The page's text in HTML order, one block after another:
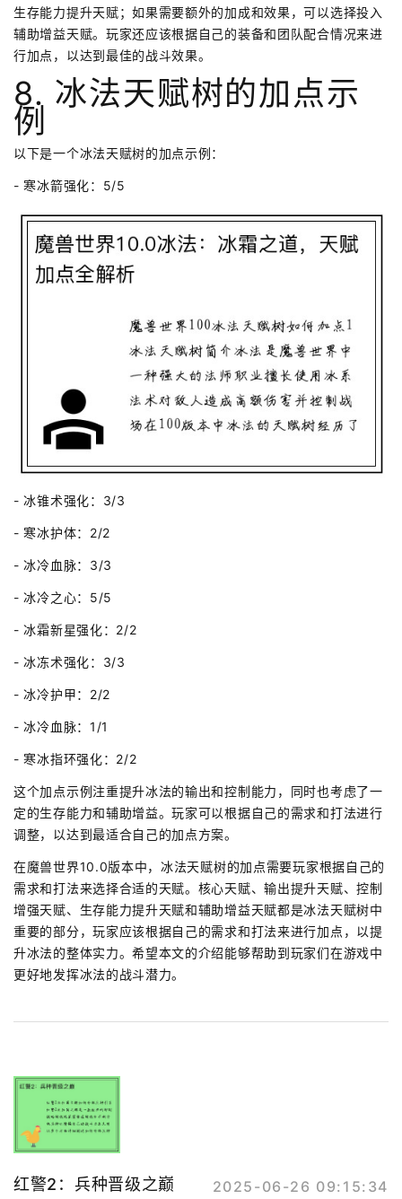
生存能力提升天赋；如果需要额外的加成和效果，可以选择投入
辅助增益天赋。玩家还应该根据自己的装备和团队配合情况来进
行加点，以达到最佳的战斗效果。
8. 冰法天赋树的加点示
例
以下是一个冰法天赋树的加点示例：
- 寒冰箭强化：5/5
- 冰锥术强化：3/3
- 寒冰护体：2/2
- 冰冷血脉：3/3
- 冰冷之心：5/5
- 冰霜新星强化：2/2
- 冰冻术强化：3/3
- 冰冷护甲：2/2
- 冰冷血脉：1/1
- 寒冰指环强化：2/2
这个加点示例注重提升冰法的输出和控制能力，同时也考虑了一
定的生存能力和辅助增益。玩家可以根据自己的需求和打法进行
调整，以达到最适合自己的加点方案。
在魔兽世界10.0版本中，冰法天赋树的加点需要玩家根据自己的
需求和打法来选择合适的天赋。核心天赋、输出提升天赋、控制
增强天赋、生存能力提升天赋和辅助增益天赋都是冰法天赋树中
重要的部分，玩家应该根据自己的需求和打法来进行加点，以提
升冰法的整体实力。希望本文的介绍能够帮助到玩家们在游戏中
更好地发挥冰法的战斗潜力。
红警2：兵种晋级之巅 2025-06-26 09:15:34